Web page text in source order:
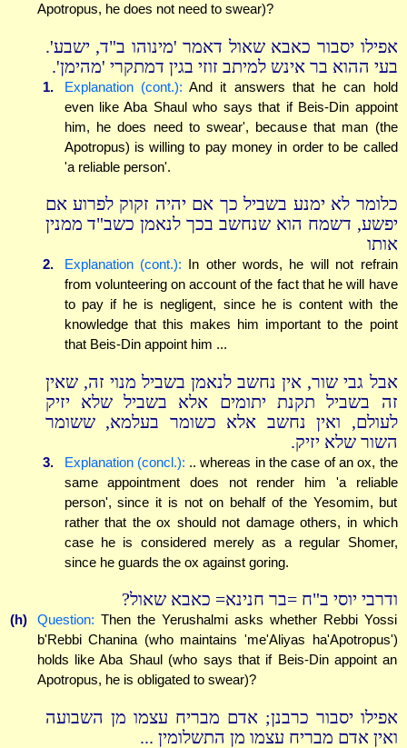
Apotropus, he does not need to swear)?
אפילו יסבור כאבא שאול דאמר 'מינוהו ב"ד, ישבע'.
בעי ההוא בר אינש למיתב זוזי בגין דמתקרי 'מהימן'.
1. Explanation (cont.): And it answers that he can hold
even like Aba Shaul who says that if Beis-Din appoint
him, he does need to swear', because that man (the
Apotropus) is willing to pay money in order to be called
'a reliable person'.
כלומר לא ימנע בשביל כך אם יהיה זקוק לפרוע אם
יפשע, דשמח הוא שנחשב בכך לנאמן כשב"ד ממנין
אותו
2. Explanation (cont.): In other words, he will not refrain
from volunteering on account of the fact that he will have
to pay if he is negligent, since he is content with the
knowledge that this makes him important to the point
that Beis-Din appoint him ...
אבל גבי שור, אין נחשב לנאמן בשביל מנוי זה, שאין
זה בשביל תקנת יתומים אלא בשביל שלא יזיק
לעולם, ואין נחשב אלא כשומר בעלמא, ששומר
השור שלא יזיק.
3. Explanation (concl.): .. whereas in the case of an ox, the
same appointment does not render him 'a reliable
person', since it is not on behalf of the Yesomim, but
rather that the ox should not damage others, in which
case he is considered merely as a regular Shomer,
since he guards the ox against goring.
ודרבי יוסי ב"ח =בר חנינא= כאבא שאול?
(h) Question: Then the Yerushalmi asks whether Rebbi Yossi
b'Rebbi Chanina (who maintains 'me'Aliyas ha'Apotropus')
holds like Aba Shaul (who says that if Beis-Din appoint an
Apotropus, he is obligated to swear)?
אפילו יסבור כרבנן; אדם מבריח עצמו מן השבועה
ואין אדם מבריח עצמו מן התשלומין ...